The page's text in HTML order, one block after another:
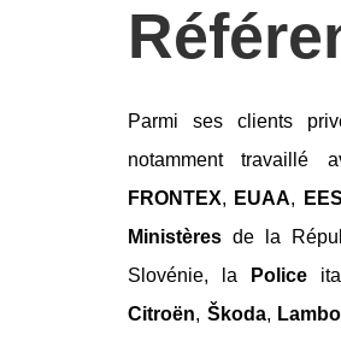
Parmi ses clients
notamment travaillé
FRONTEX, EUAA,
Ministèresde la
Slovénie,
la Police
Citroën, Škoda,